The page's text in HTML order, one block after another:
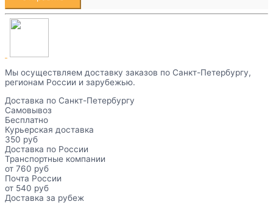
Мы осуществляем доставку заказов по Санкт-Петербургу,
регионам России и зарубежью.
Доставка по Санкт-Петербургу
Самовывоз
Бесплатно
Курьерская доставка
350 руб
Доставка по России
Транспортные компании
от 760 руб
Почта России
от 540 руб
Доставка за рубеж